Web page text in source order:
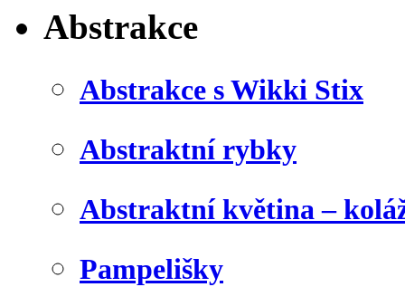
Abstrakce
Abstrakce s Wikki Stix
Abstraktní rybky
Abstraktní květina –
Pampelišky